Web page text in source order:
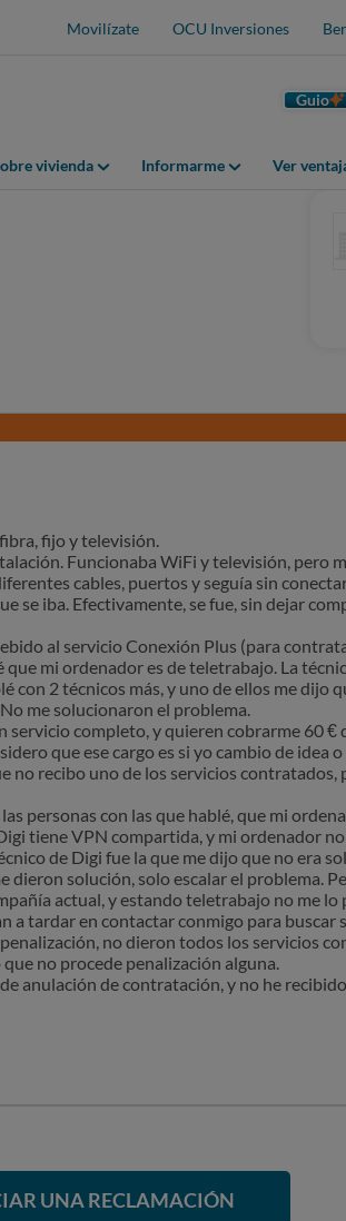
Movilízate OCU Inversiones
Guio
vivienda Informarme Ver
fijo y televisión.
Funcionaba WiFi y televisión, pero
cables, puertos y seguía sin
se iba. Efectivamente, se fue, sin dejar
al servicio Conexión Plus (para
mi ordenador es de teletrabajo. La
con 2 técnicos más, y uno de ellos me dijo
me solucionaron el problema.
completo, y quieren cobrarme 60 €
que ese cargo es si yo cambio de idea
no recibo uno de los servicios contratados,
personas con las que hablé, que mi
tiene VPN compartida, y mi ordenador
de Digi fue la que me dijo que no era
dieron solución, solo escalar el problema.
actual, y estando teletrabajo no me
a tardar en contactar conmigo para buscar
no dieron todos los servicios
no procede penalización alguna.
anulación de contratación, y no he
UNA RECLAMACIÓN